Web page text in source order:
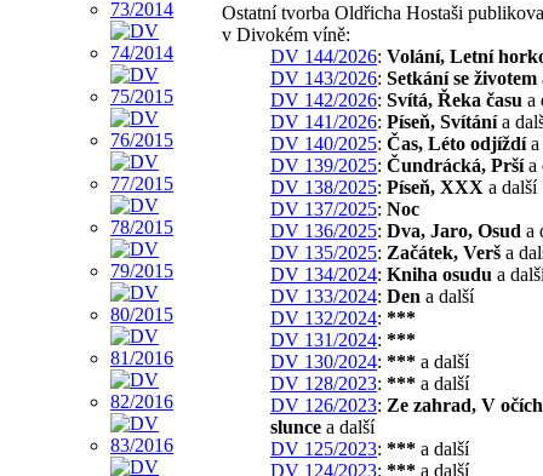
Ostatní tvorba Oldřicha Hostaši
v Divokém víně:
DV 144/2026: Volání, Letní
DV 143/2026: Setkání se životem
DV 142/2026: Svítá, Řeka času a
DV 141/2026: Píseň, Svítánía
DV 140/2025: Čas, Léto odjíždía
DV 139/2025: Čundrácká, Pršía
DV 138/2025: Píseň, XXX a další
DV 137/2025: Noc
DV 136/2025: Dva, Jaro, Osud a
DV 135/2025: Začátek, Verš a
DV 134/2024: Kniha osudu a
DV 133/2024: Den a další
DV 132/2024: ***
DV 131/2024: ***
DV 130/2024: *** a další
DV 128/2023: *** a další
DV 126/2023: Ze zahrad, V
slunce a další
DV 125/2023: *** a další
DV 124/2023: *** a další